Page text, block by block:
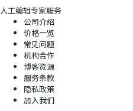
人工编辑专家服务
公司介绍
价格一览
常见问题
机构合作
博客资源
服务条款
隐私政策
加入我们